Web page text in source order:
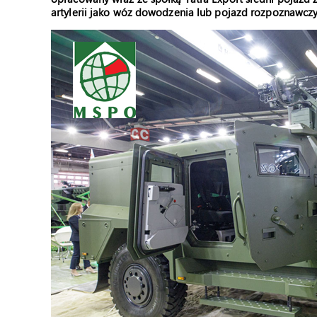
artylerii jako wóz dowodzenia lub pojazd